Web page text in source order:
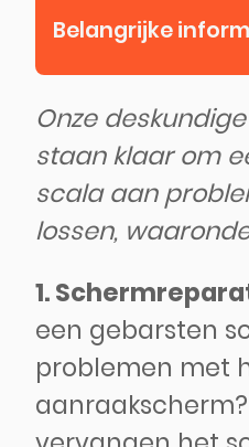
Belangrijke
Onze
staan klaar om
scala aan
lossen,
1.
een gebarsten
problemen met